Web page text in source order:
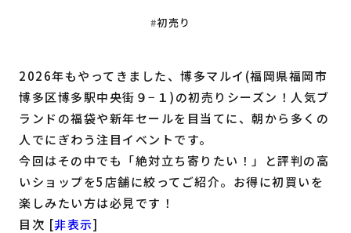
初売り
2026年もやってきました、博多マルイ(福岡県福岡市
博多区博多駅中央街９−１)の初売りシーズン！人気ブ
ランドの福袋や新年セールを目当てに、朝から多くの
人でにぎわう注目イベントです。
今回はその中でも「絶対立ち寄りたい！」と評判の高
いショップを5店舗に絞ってご紹介。お得に初買いを
楽しみたい方は必見です！
目次 [非表示]